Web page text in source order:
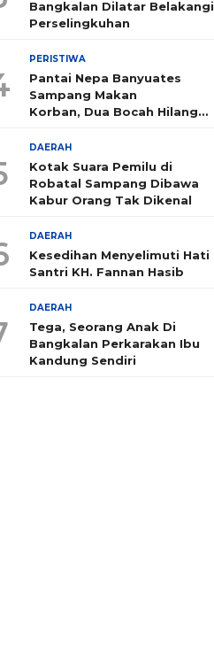
Bangkalan Dilatar Belakangi
Perselingkuhan
PERISTIWA
Pantai Nepa Banyuates
Sampang Makan
Korban, Dua Bocah Hilang
DAERAH
Kotak Suara Pemilu di
Robatal Sampang Dibawa
Kabur Orang Tak Dikenal
DAERAH
Kesedihan Menyelimuti Hati
Santri KH. Fannan Hasib
DAERAH
Tega, Seorang Anak Di
Bangkalan Perkarakan Ibu
Kandung Sendiri